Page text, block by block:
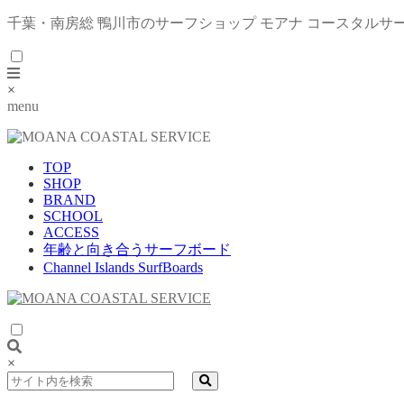
千葉・南房総 鴨川市のサーフショップ モアナ コースタルサ
×
menu
TOP
SHOP
BRAND
SCHOOL
ACCESS
年齢と向き合うサーフボード
Channel Islands SurfBoards
×